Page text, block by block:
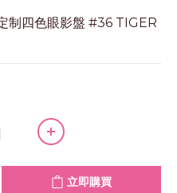
制四色眼影盤 #36 TIGER
立即購買